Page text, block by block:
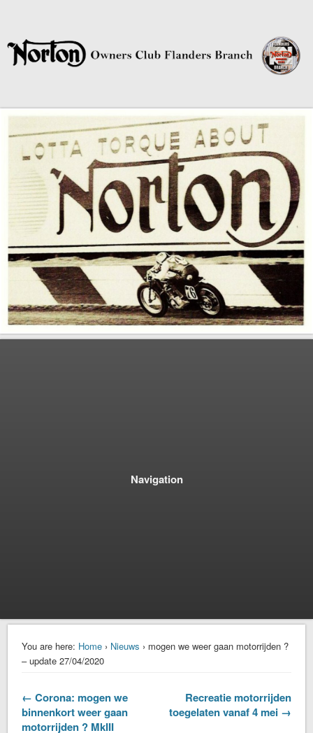
Norton Owners Club Flanders
Branch
Navigation
You are here: Home › Nieuws › mogen we weer gaan motorrijden ?
– update 27/04/2020
← Corona: mogen we
binnenkort weer gaan
motorrijden ? MkIII
Recreatie motorrijden
toegelaten vanaf 4 mei →